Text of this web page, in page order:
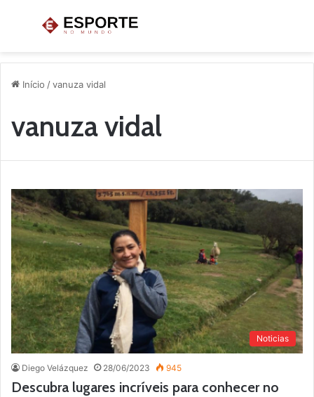
Menu
Início /vanuza vidal
vanuza vidal
Noticias
Diego Velázquez 28/06/2023 945
Descubra lugares incríveis para conhecer no